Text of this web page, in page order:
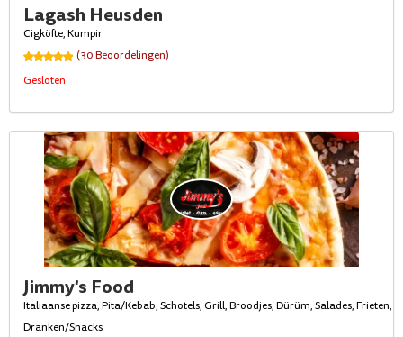
Lagash Heusden
Cigköfte, Kumpir
(30 Beoordelingen)
Gesloten
Jimmy's Food
Italiaanse pizza, Pita/Kebab, Schotels, Grill, Broodjes, Dürüm, Salades, Frieten,
Dranken/Snacks